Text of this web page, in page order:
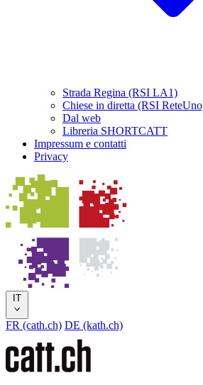
Strada Regina (RSI LA1)
Chiese in diretta (RSI
Dal web
Libreria SHORTCATT
Impressum e contatti
Privacy
IT
FR (cath.ch) DE (kath.ch)